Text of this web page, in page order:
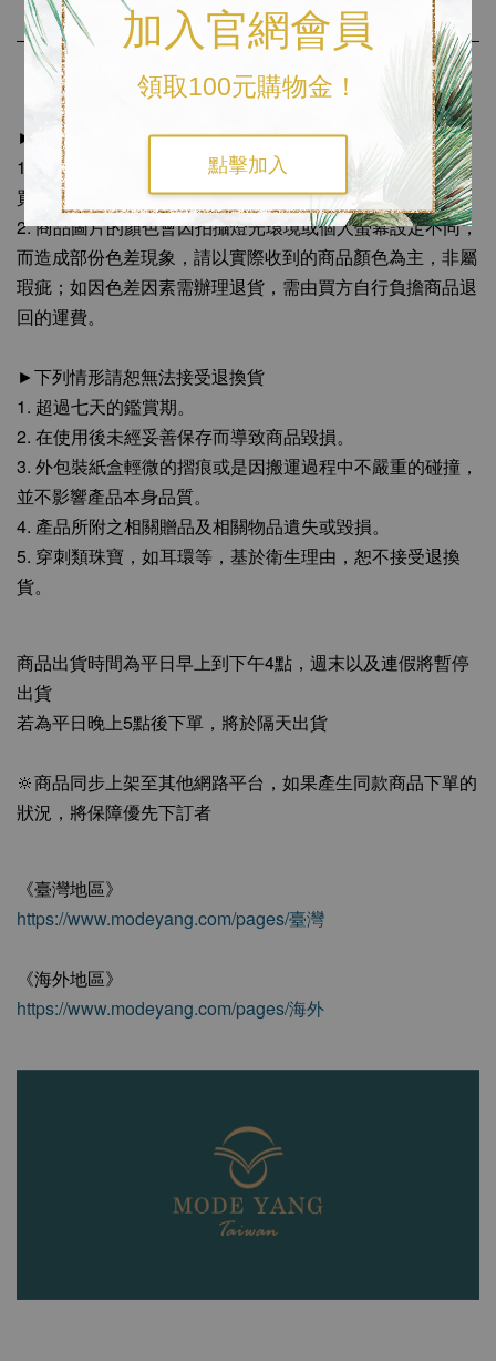
加入官網會員
領取100元購物金！
點擊加入
《購物須知》
►七日鑑賞期
1. 如果商品本身並無任何損壞瑕疵或汙損情況而需求退貨，
買方需自行負擔退回之運費。
2. 商品圖片的顏色會因拍攝燈光環境或個人螢幕設定不同，
而造成部份色差現象，請以實際收到的商品顏色為主，非屬
瑕疵；如因色差因素需辦理退貨，需由買方自行負擔商品退
回的運費。
►下列情形請恕無法接受退換貨
1. 超過七天的鑑賞期。
2. 在使用後未經妥善保存而導致商品毀損。
3. 外包裝紙盒輕微的摺痕或是因搬運過程中不嚴重的碰撞，
並不影響產品本身品質。
4. 產品所附之相關贈品及相關物品遺失或毀損。
5. 穿刺類珠寶，如耳環等，基於衛生理由，恕不接受退換
貨。
商品出貨時間為平日早上到下午4點，週末以及連假將暫停
出貨
若為平日晚上5點後下單，將於隔天出貨
🔆商品同步上架至其他網路平台，如果產生同款商品下單的
狀況，將保障優先下訂者
《臺灣地區》
https://www.modeyang.com/pages/臺灣
《海外地區》
https://www.modeyang.com/pages/海外